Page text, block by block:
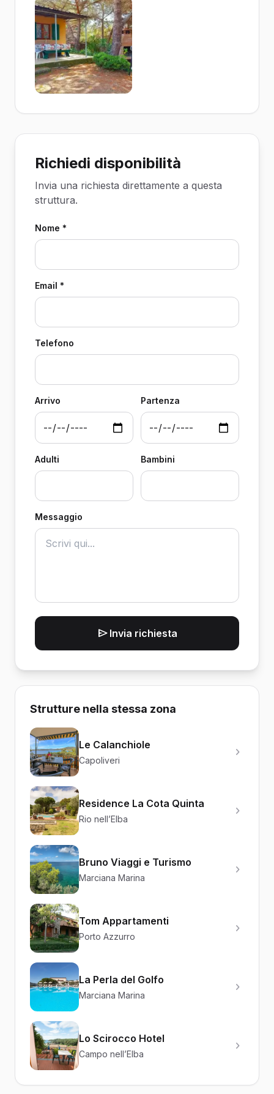
Richiedi disponibilità
Invia una richiesta direttamente a questa
struttura.
Nome *
Email *
Telefono
Arrivo Partenza
Adulti Bambini
Messaggio
Invia richiesta
Strutture nella stessa zona
Le Calanchiole
Capoliveri
Residence La Cota Quinta
Rio nell’Elba
Bruno Viaggi e Turismo
Marciana Marina
Tom Appartamenti
Porto Azzurro
La Perla del Golfo
Marciana Marina
Lo Scirocco Hotel
Campo nell’Elba